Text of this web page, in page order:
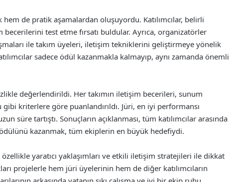
de pratik aşamalardan oluşuyordu. Katılımcılar, belirli
test etme fırsatı buldular. Ayrıca, organizatörler
ile takım üyeleri, iletişim tekniklerini geliştirmeye yönelik
sadece ödül kazanmakla kalmayıp, aynı zamanda önemli
değerlendirildi. Her takımın iletişim becerileri, sunum
kriterlere göre puanlandırıldı. Jüri, en iyi performansı
süre tartıştı. Sonuçların açıklanması, tüm katılımcılar arasında
kazanmak, tüm ekiplerin en büyük hedefiydi.
özellikle yaratıcı yaklaşımları ve etkili iletişim stratejileri ile dikkat
projelerle hem jüri üyelerinin hem de diğer katılımcıların